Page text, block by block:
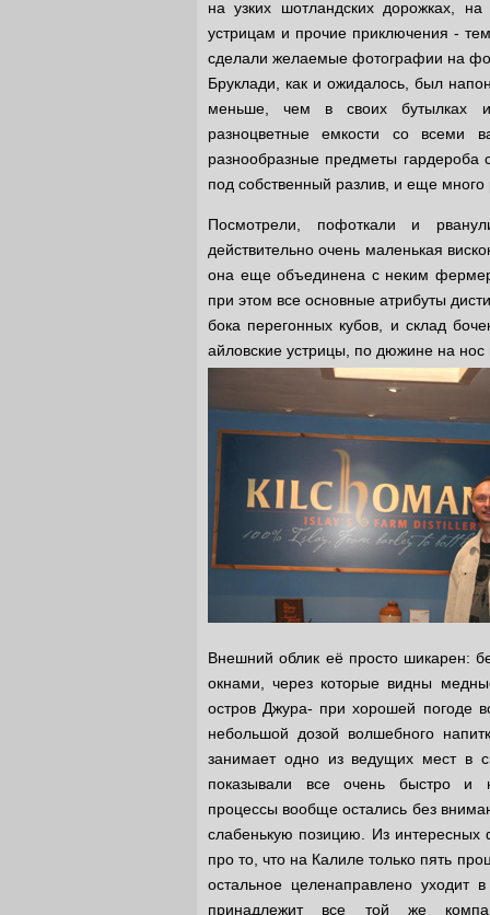
на узких шотландских дорожках,
устрицам и прочие приключения -
сделали желаемые фотографии на
Бруклади, как и ожидалось, был
меньше, чем в своих бутылках
разноцветные емкости со всеми
разнообразные предметы гардероба
под собственный разлив, и еще много
Посмотрели, пофоткали и
действительно очень маленькая
она еще объединена с неким
при этом все основные атрибуты
бока перегонных кубов, и склад
айловские устрицы, по дюжине на
Внешний облик её просто шикарен:
окнами, через которые видны
остров Джура- при хорошей погоде
небольшой дозой волшебного
занимает одно из ведущих мест в
показывали все очень быстро и
процессы вообще остались без
слабенькую позицию. Из интересных
про то, что на Калиле только пять
остальное целенаправлено уходит
принадлежит все той же